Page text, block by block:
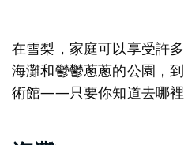
在雪梨，家庭可以享受許
海灘和鬱鬱蔥蔥的公園，
術館——只要你知道去哪裡